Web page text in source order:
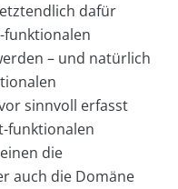
dafür
funktionalen
– und natürlich
sinnvoll erfasst
funktionalen
die
auch die Domäne